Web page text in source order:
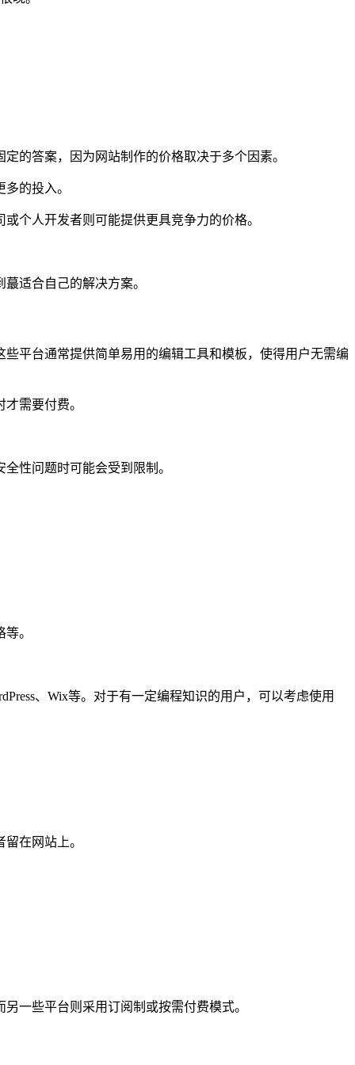
的答案，因为网站制作的价格取决于多个因素。
的投入。
个人开发者则可能提供更具竞争力的价格。
适合自己的解决方案。
平台通常提供简单易用的编辑工具和模板，使得用户无需编
需要付费。
性问题时可能会受到限制。
。
、Wix等。对于有一定编程知识的用户，可以考虑使用
在网站上。
一些平台则采用订阅制或按需付费模式。